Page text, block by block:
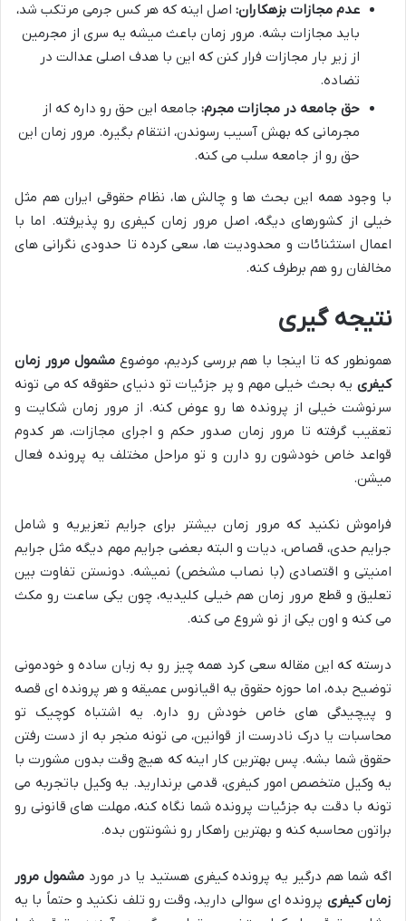
عدم مجازات بزهکاران: اصل اینه که هر کس جرمی مرتکب شد،
باید مجازات بشه. مرور زمان باعث میشه یه سری از مجرمین
از زیر بار مجازات فرار کنن که این با هدف اصلی عدالت در
تضاده.
حق جامعه در مجازات مجرم: جامعه این حق رو داره که از
مجرمانی که بهش آسیب رسوندن، انتقام بگیره. مرور زمان این
حق رو از جامعه سلب می کنه.
با وجود همه این بحث ها و چالش ها، نظام حقوقی ایران هم مثل
خیلی از کشورهای دیگه، اصل مرور زمان کیفری رو پذیرفته. اما با
اعمال استثنائات و محدودیت ها، سعی کرده تا حدودی نگرانی های
مخالفان رو هم برطرف کنه.
نتیجه گیری
همونطور که تا اینجا با هم بررسی کردیم، موضوعمشمول مرور زمان
کیفری یه بحث خیلی مهم و پر جزئیات تو دنیای حقوقه که می تونه
سرنوشت خیلی از پرونده ها رو عوض کنه. از مرور زمان شکایت و
تعقیب گرفته تا مرور زمان صدور حکم و اجرای مجازات، هر کدوم
قواعد خاص خودشون رو دارن و تو مراحل مختلف یه پرونده فعال
میشن.
فراموش نکنید که مرور زمان بیشتر برای جرایم تعزیریه و شامل
جرایم حدی، قصاص، دیات و البته بعضی جرایم مهم دیگه مثل جرایم
امنیتی و اقتصادی (با نصاب مشخص) نمیشه. دونستن تفاوت بین
تعلیق و قطع مرور زمان هم خیلی کلیدیه، چون یکی ساعت رو مکث
می کنه و اون یکی از نو شروع می کنه.
درسته که این مقاله سعی کرد همه چیز رو به زبان ساده و خودمونی
توضیح بده، اما حوزه حقوق یه اقیانوس عمیقه و هر پرونده ای قصه
و پیچیدگی های خاص خودش رو داره. یه اشتباه کوچیک تو
محاسبات یا درک نادرست از قوانین، می تونه منجر به از دست رفتن
حقوق شما بشه. پس بهترین کار اینه که هیچ وقت بدون مشورت با
یه وکیل متخصص امور کیفری، قدمی برندارید. یه وکیل باتجربه می
تونه با دقت به جزئیات پرونده شما نگاه کنه، مهلت های قانونی رو
براتون محاسبه کنه و بهترین راهکار رو نشونتون بده.
اگه شما هم درگیر یه پرونده کیفری هستید یا در موردمشمول مرور
زمان کیفری پرونده ای سوالی دارید، وقت رو تلف نکنید و حتماً با یه